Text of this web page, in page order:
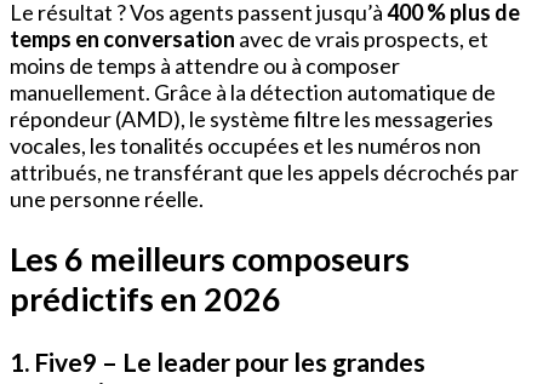
Le résultat ? Vos agents passent jusqu’à400 % plus de
temps en conversation avec de vrais prospects, et
moins de temps à attendre ou à composer
manuellement. Grâce à la détection automatique de
répondeur (AMD), le système filtre les messageries
vocales, les tonalités occupées et les numéros non
attribués, ne transférant que les appels décrochés par
une personne réelle.
Les 6 meilleurs composeurs
prédictifs en 2026
1. Five9 – Le leader pour les grandes